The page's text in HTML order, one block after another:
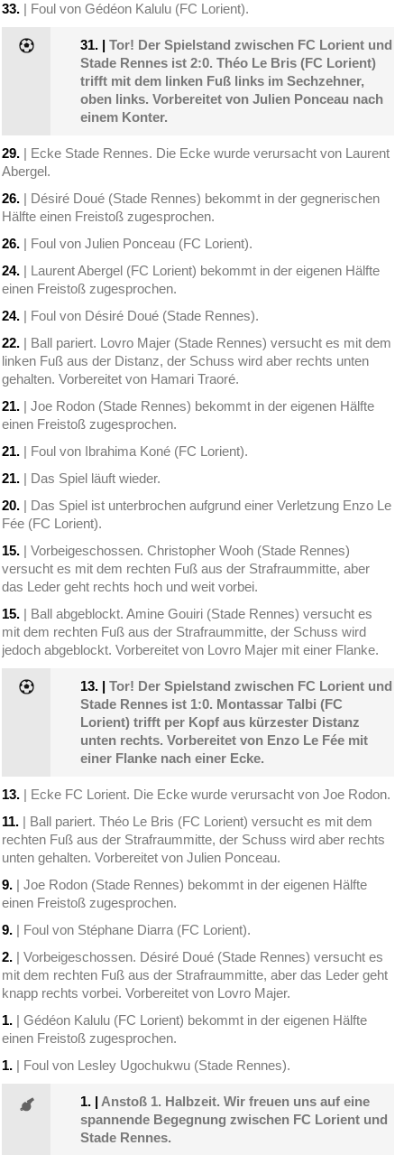
33. | Foul von Gédéon Kalulu (FC Lorient).
31. |Tor! Der Spielstand zwischen FC Lorient und
Stade Rennes ist 2:0. Théo Le Bris (FC Lorient)
trifft mit dem linken Fuß links im Sechzehner,
oben links. Vorbereitet von Julien Ponceau nach
einem Konter.
29. | Ecke Stade Rennes. Die Ecke wurde verursacht von Laurent
Abergel.
26. | Désiré Doué (Stade Rennes) bekommt in der gegnerischen
Hälfte einen Freistoß zugesprochen.
26. | Foul von Julien Ponceau (FC Lorient).
24. | Laurent Abergel (FC Lorient) bekommt in der eigenen Hälfte
einen Freistoß zugesprochen.
24. | Foul von Désiré Doué (Stade Rennes).
22. | Ball pariert. Lovro Majer (Stade Rennes) versucht es mit dem
linken Fuß aus der Distanz, der Schuss wird aber rechts unten
gehalten. Vorbereitet von Hamari Traoré.
21. | Joe Rodon (Stade Rennes) bekommt in der eigenen Hälfte
einen Freistoß zugesprochen.
21. | Foul von Ibrahima Koné (FC Lorient).
21. | Das Spiel läuft wieder.
20. | Das Spiel ist unterbrochen aufgrund einer Verletzung Enzo Le
Fée (FC Lorient).
15. | Vorbeigeschossen. Christopher Wooh (Stade Rennes)
versucht es mit dem rechten Fuß aus der Strafraummitte, aber
das Leder geht rechts hoch und weit vorbei.
15. | Ball abgeblockt. Amine Gouiri (Stade Rennes) versucht es
mit dem rechten Fuß aus der Strafraummitte, der Schuss wird
jedoch abgeblockt. Vorbereitet von Lovro Majer mit einer Flanke.
13. |Tor! Der Spielstand zwischen FC Lorient und
Stade Rennes ist 1:0. Montassar Talbi (FC
Lorient) trifft per Kopf aus kürzester Distanz
unten rechts. Vorbereitet von Enzo Le Fée mit
einer Flanke nach einer Ecke.
13. | Ecke FC Lorient. Die Ecke wurde verursacht von Joe Rodon.
11. | Ball pariert. Théo Le Bris (FC Lorient) versucht es mit dem
rechten Fuß aus der Strafraummitte, der Schuss wird aber rechts
unten gehalten. Vorbereitet von Julien Ponceau.
9. | Joe Rodon (Stade Rennes) bekommt in der eigenen Hälfte
einen Freistoß zugesprochen.
9. | Foul von Stéphane Diarra (FC Lorient).
2. | Vorbeigeschossen. Désiré Doué (Stade Rennes) versucht es
mit dem rechten Fuß aus der Strafraummitte, aber das Leder geht
knapp rechts vorbei. Vorbereitet von Lovro Majer.
1. | Gédéon Kalulu (FC Lorient) bekommt in der eigenen Hälfte
einen Freistoß zugesprochen.
1. | Foul von Lesley Ugochukwu (Stade Rennes).
1. | Anstoß 1. Halbzeit. Wir freuen uns auf eine
spannende Begegnung zwischen FC Lorient und
Stade Rennes.